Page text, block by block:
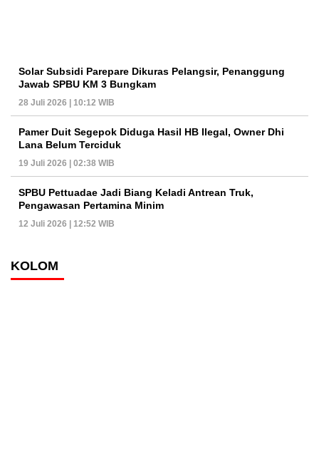
Solar Subsidi Parepare Dikuras Pelangsir, Penanggung
Jawab SPBU KM 3 Bungkam
28 Juli 2026 | 10:12 WIB
Pamer Duit Segepok Diduga Hasil HB Ilegal, Owner Dhi
Lana Belum Terciduk
19 Juli 2026 | 02:38 WIB
SPBU Pettuadae Jadi Biang Keladi Antrean Truk,
Pengawasan Pertamina Minim
12 Juli 2026 | 12:52 WIB
KOLOM